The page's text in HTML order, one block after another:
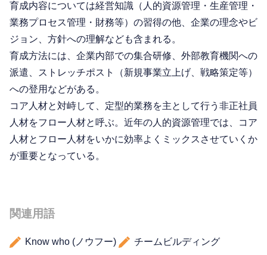
育成内容については経営知識（人的資源管理・生産管理・
業務プロセス管理・財務等）の習得の他、企業の理念やビ
ジョン、方針への理解なども含まれる。
育成方法には、企業内部での集合研修、外部教育機関への
派遣、ストレッチポスト（新規事業立上げ、戦略策定等）
への登用などがある。
コア人材と対峙して、定型的業務を主として行う非正社員
人材をフロー人材と呼ぶ。近年の人的資源管理では、コア
人材とフロー人材をいかに効率よくミックスさせていくか
が重要となっている。
関連用語
Know who (ノウフー)
チームビルディング